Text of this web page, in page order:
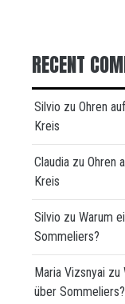
RECENT
Silvio zu Ohren
Kreis
Claudia zu Ohren
Kreis
Silvio zu Warum
Sommeliers?
Maria Vizsnyai zu
über Sommeliers?